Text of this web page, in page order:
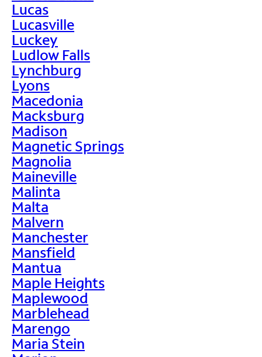
Lucas
Lucasville
Luckey
Ludlow Falls
Lynchburg
Lyons
Macedonia
Macksburg
Madison
Magnetic Springs
Magnolia
Maineville
Malinta
Malta
Malvern
Manchester
Mansfield
Mantua
Maple Heights
Maplewood
Marblehead
Marengo
Maria Stein